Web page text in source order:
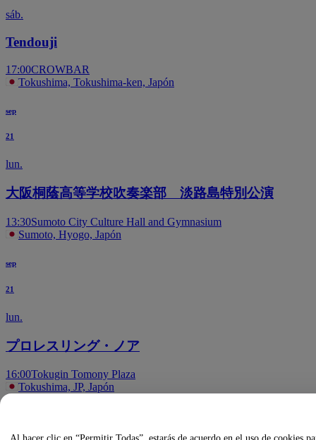
sáb.
Tendouji
17:00CROWBAR
Tokushima, Tokushima-ken, Japón
sep
21
lun.
大阪桐蔭高等学校吹奏楽部 淡路島特別公演
13:30Sumoto City Culture Hall and Gymnasium
Sumoto, Hyogo, Japón
sep
21
lun.
プロレスリング・ノア
16:00Tokugin Tomony Plaza
Tokushima, JP, Japón